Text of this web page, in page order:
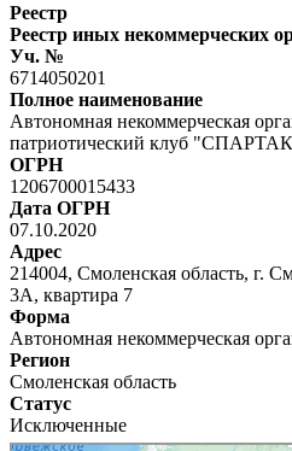
Реестр
Реестр иных некоммерческих
Уч. №
6714050201
Полное наименование
Автономная некоммерческая
патриотический клуб
ОГРН
1206700015433
Дата ОГРН
07.10.2020
Адрес
214004, Смоленская область, г.
3А, квартира 7
Форма
Автономная некоммерческая
Регион
Смоленская область
Статус
Исключенные